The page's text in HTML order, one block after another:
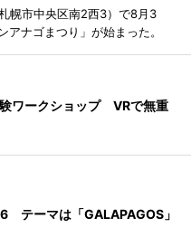
幌市中央区南2西3）で8月3
アナゴまつり」が始まった。
ワークショップ VRで無重
テーマは「GALAPAGOS」